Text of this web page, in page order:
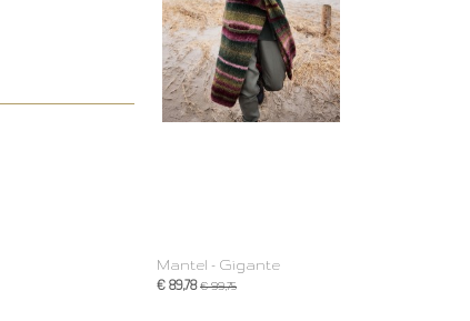
Mantel - Gigante
€ 89,78 € 99,75